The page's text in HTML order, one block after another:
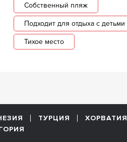
Собственный пляж
Подходит для отдыха с детьми
Тихое место
ТУРЦИЯ ХОРВАТИЯ